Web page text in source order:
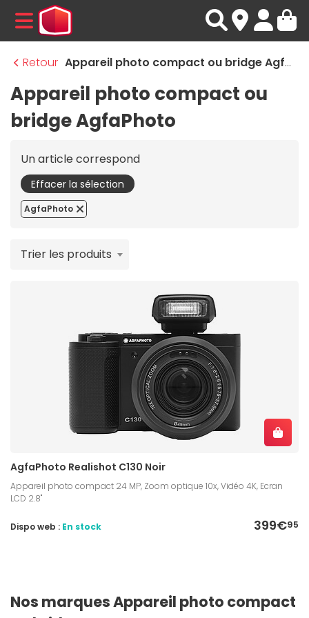
MENU
Retour
Appareil photo compact ou bridge AgfaPhoto
Appareil photo compact ou
bridge AgfaPhoto
Un article correspond
Effacer la sélection
AgfaPhoto
Trier les produits
AgfaPhoto Realishot C130 Noir
Appareil photo compact 24 MP, Zoom optique 10x, Vidéo 4K, Ecran
LCD 2.8''
399€95
Dispo web : En stock
Nos marques Appareil photo compact